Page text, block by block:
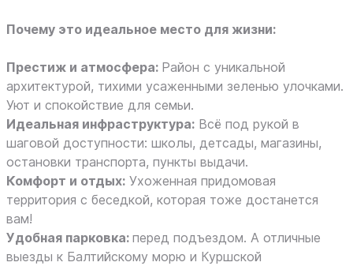
Почему это идеальное место для жизни:
Престиж и атмосфера: Район с уникальной
архитектурой, тихими усаженными зеленью улочками.
Уют и спокойствие для семьи.
Идеальная инфраструктура: Всё под рукой в
шаговой доступности: школы, детсады, магазины,
остановки транспорта, пункты выдачи.
Комфорт и отдых: Ухоженная придомовая
территория с беседкой, которая тоже достанется
вам!
Удобная парковка: перед подъездом. А отличные
выезды к Балтийскому морю и Куршской